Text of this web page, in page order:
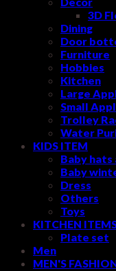
3D
Dining
Door
Furniture
Hobbies
Kitchen
Large
Small
Trolley
Water
KIDS ITEM
Baby hats
Baby
Dress
Others
Toys
KITCHEN
Plate set
Men
MEN'S